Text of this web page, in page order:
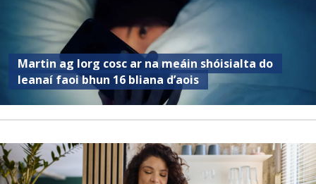
Martin ag lorg cosc ar na meáin shóisialta do
leanaí faoi bhun 16 bliana d’aois